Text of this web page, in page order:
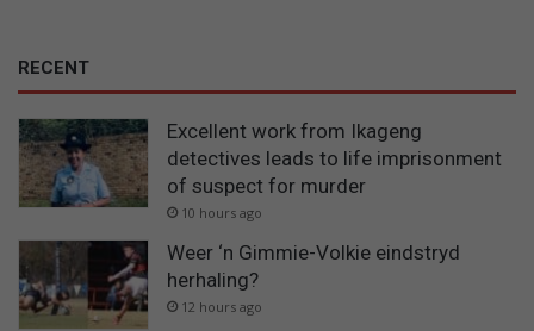
RECENT
Excellent work from Ikageng
detectives leads to life imprisonment
of suspect for murder
10 hours ago
Weer ‘n Gimmie-Volkie eindstryd
herhaling?
12 hours ago